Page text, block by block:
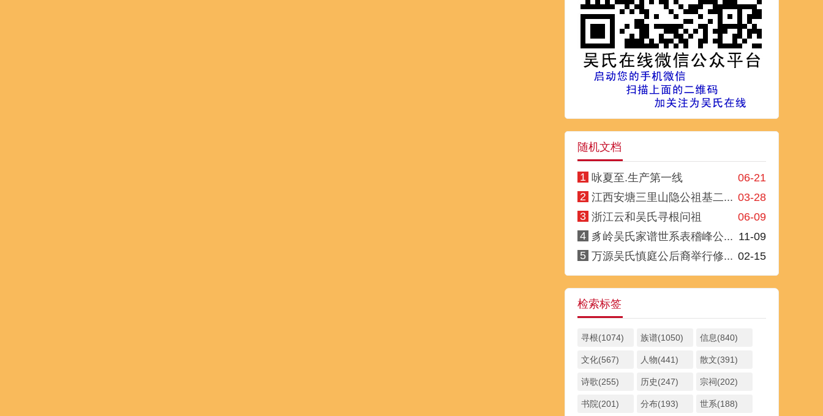
随机文档
1 06-21
咏夏至.生产第一线
2
03-28
江西安塘三里山隐公祖基二...
3
06-09
浙江云和吴氏寻根问祖
4
11-09
豸岭吴氏家谱世系表稽峰公...
5
02-15
万源吴氏慎庭公后裔举行修...
检索标签
寻根(1074) 族谱(1050) 信息(840)
文化(567) 人物(441) 散文(391)
诗歌(255) 历史(247) 宗祠(202)
书院(201) 分布(193) 世系(188)